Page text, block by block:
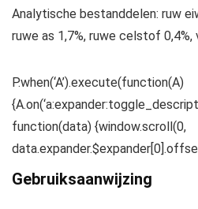
Analytische bestanddelen: ruw
ruwe as 1,7%, ruwe celstof
P.when(‘A’).execute(function(A)
function(data) {window.scroll(0,
Gebruiksaanwijzing